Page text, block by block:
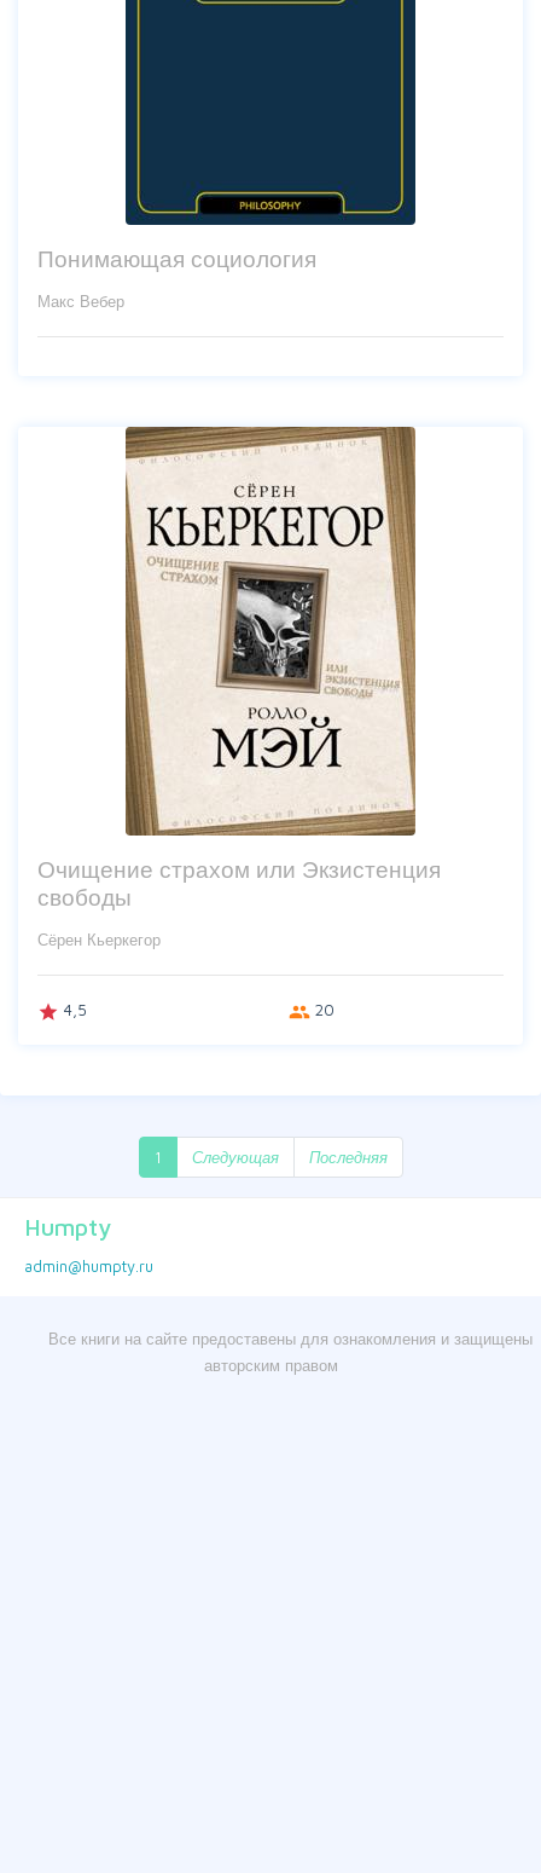
Понимающая социология
Макс Вебер
Очищение страхом или Экзистенция
свободы
Сёрен Кьеркегор
grade 4,5 group 20
1 Следующая Последняя
Humpty
admin@humpty.ru
Все книги на сайте предоставены для ознакомления и защищены
авторским правом